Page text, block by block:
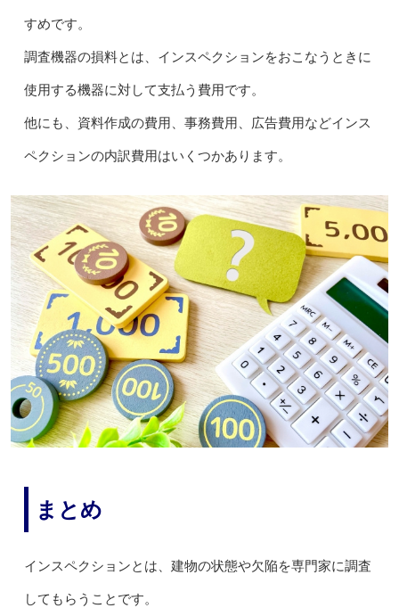
すめです。
調査機器の損料とは、インスペクションをおこなうときに
使用する機器に対して支払う費用です。
他にも、資料作成の費用、事務費用、広告費用などインス
ペクションの内訳費用はいくつかあります。
まとめ
インスペクションとは、建物の状態や欠陥を専門家に調査
してもらうことです。